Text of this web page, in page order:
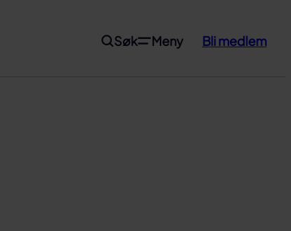
Søk Meny Bli medlem